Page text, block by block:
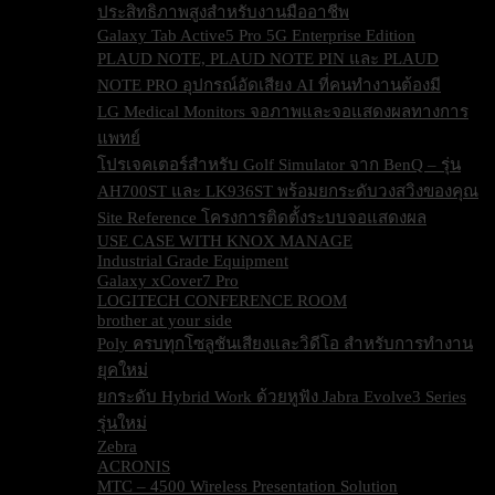
ประสิทธิภาพสูงสำหรับงานมืออาชีพ
Galaxy Tab Active5 Pro 5G Enterprise Edition
PLAUD NOTE, PLAUD NOTE PIN และ PLAUD
NOTE PRO อุปกรณ์อัดเสียง AI ที่คนทำงานต้องมี
LG Medical Monitors จอภาพและจอแสดงผลทางการ
แพทย์
โปรเจคเตอร์สำหรับ Golf Simulator จาก BenQ – รุ่น
AH700ST และ LK936ST พร้อมยกระดับวงสวิงของคุณ
Site Reference โครงการติดตั้งระบบจอแสดงผล
USE CASE WITH KNOX MANAGE
Industrial Grade Equipment
Galaxy xCover7 Pro
LOGITECH CONFERENCE ROOM
brother at your side
Poly ครบทุกโซลูชันเสียงและวิดีโอ สำหรับการทำงาน
ยุคใหม่
ยกระดับ Hybrid Work ด้วยหูฟัง Jabra Evolve3 Series
รุ่นใหม่
Zebra
ACRONIS
MTC – 4500 Wireless Presentation Solution